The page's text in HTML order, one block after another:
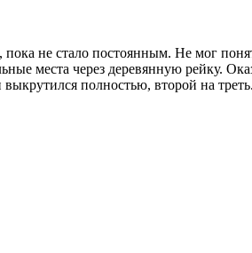
не стало постоянным. Не мог
места через деревянную рейку.
полностью, второй на